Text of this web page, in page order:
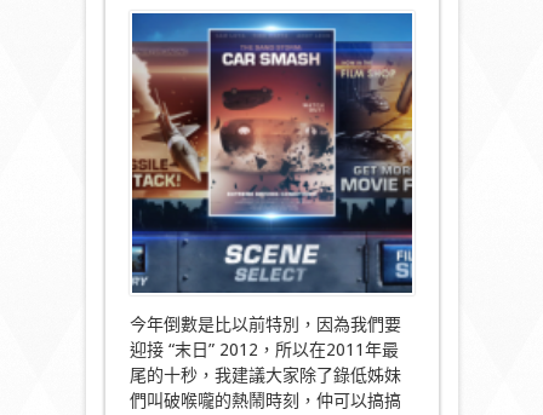
〈(有
趣！)
31/12
倒
數
末
日
video
apps〉
中
今年倒數是比以前特別，因為我們要
迎接 “末日” 2012，所以在2011年最
尾的十秒，我建議大家除了錄低姊妹
們叫破喉嚨的熱鬧時刻，仲可以搞搞